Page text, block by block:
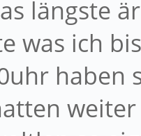
längste
was ich
haben